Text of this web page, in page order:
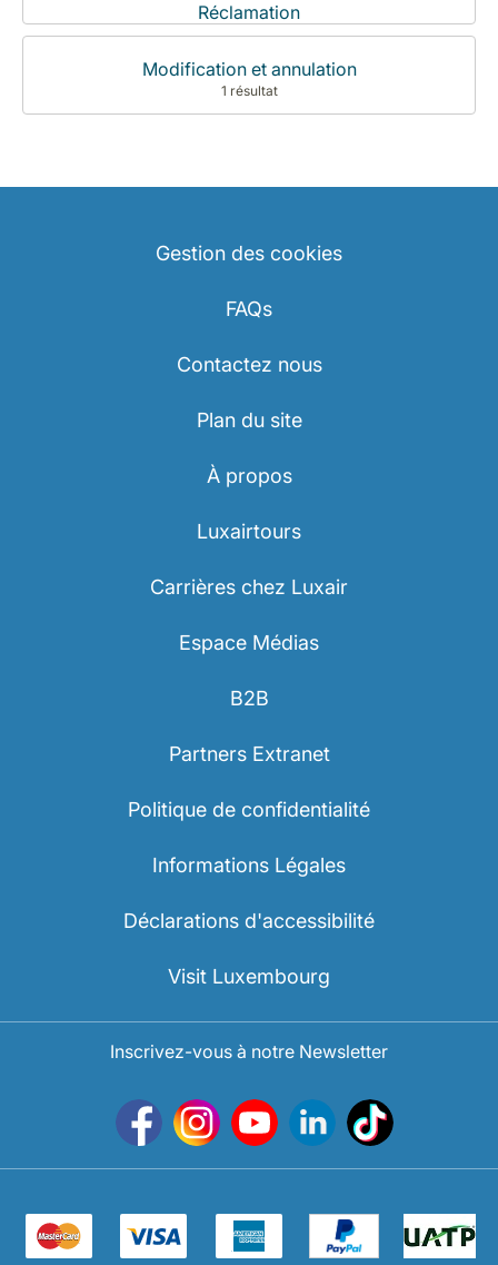
Réclamation
Modification et annulation
1 résultat
Gestion des cookies
FAQs
Contactez nous
Plan du site
À propos
Luxairtours
Carrières chez Luxair
Espace Médias
B2B
Partners Extranet
Politique de confidentialité
Informations Légales
Déclarations d'accessibilité
Visit Luxembourg
Inscrivez-vous à notre Newsletter